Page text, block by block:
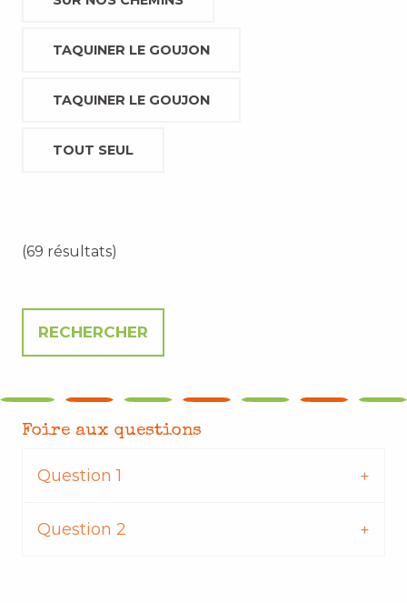
TAQUINER LE GOUJON
TAQUINER LE GOUJON
TOUT SEUL
(69 résultats)
Foire aux questions
Question 1
Question 2